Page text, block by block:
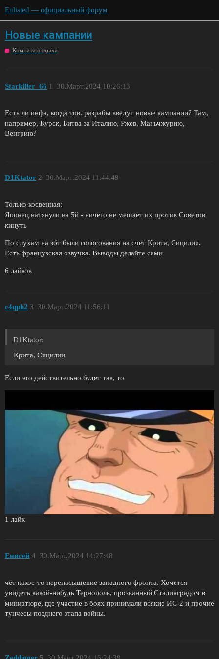
Enlisted — официальный форум
Новые кампании
Комната отдыха
Starkiller_66 30.Март.2024 10:26:13
1
Есть ли инфа, когда тов. разрабы введут новые кампании? Там,
например, Курск, Битва за Италию, Ржев, Маньчжурию,
Венгрию?
D1Ktator 30.Март.2024 11:44:49
2
Только косвенная:
Японец натянули на 5й - ничего не мешает их против Советов
кинуть
По слухам на збт были голосования на счёт Крита, Сицилии.
Есть французская озвучка. Выводы делайте сами
6 лайков
c4qph2 30.Март.2024 11:56:11
3
D1Ktator:
Крита, Сицилии.
Если это действительно будет так, то
1 лайк
Енисей 30.Март.2024 14:27:48
4
чёт какое-то перенасыщение западного фронта. Хочется
увидеть какой-нибудь Тернополь, прозванный Сталинградом в
миниатюре, где участие в боях принимали всякие ИС-2 и прочие
тунчесы позднего этапа войны.
Zeddigger 30.Март.2024 16:24:39
5